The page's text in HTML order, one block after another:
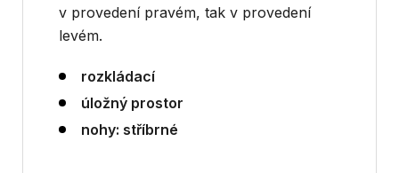
v provedení pravém, tak v provedení
levém.
rozkládací
úložný prostor
​nohy: stříbrné